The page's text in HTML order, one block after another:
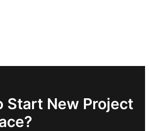
Start New Project